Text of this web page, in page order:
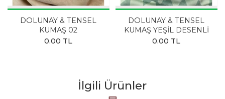
DOLUNAY & TENSEL
KUMAŞ 02
0.00 TL
DOLUNAY & TENSEL
KUMAŞ YEŞİL DESENLİ
0.00 TL
İlgili Ürünler